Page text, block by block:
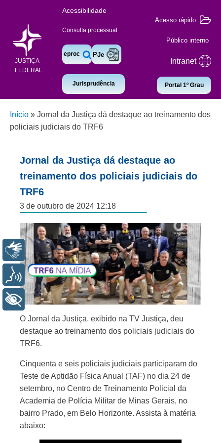
JUSTIÇA
FEDERAL
Acessibilidade
Consulta processual
eproc PJe
Jurisprudência
Acesso rápido
Público interno
Intranet
Portal 1º Grau
Início » Jornal da Justiça dá destaque ao treinamento dos
policiais judiciais do TRF6
Jornal da Justiça dá destaque ao
treinamento dos policiais judiciais do
TRF6
3 de outubro de 2024 12:18
O Jornal da Justiça, exibido na TV Justiça, deu
destaque ao treinamento dos policiais judiciais do
TRF6.
Cinquenta e seis policiais judiciais participaram do
Teste de Aptidão Física Anual (TAF) no dia 24 de
setembro, no Centro de Treinamento Policial da
Academia de Polícia Militar de Minas Gerais, no
bairro Prado, em Belo Horizonte. Assista à matéria
abaixo:
Libras
Voz
+ Acessibilidade